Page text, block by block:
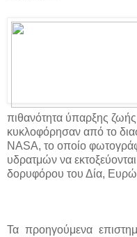
πιθανότητα ύπαρξης
κυκλοφόρησαν από το
NASA, το οποίο
υδρατμών να
δορυφόρου του Δία,
Τα προηγούμενα